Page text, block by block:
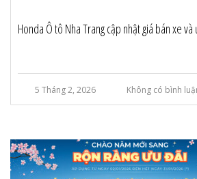
Honda Ô tô Nha Trang cập nhật giá bán xe
5 Tháng 2, 2026 Không có bình